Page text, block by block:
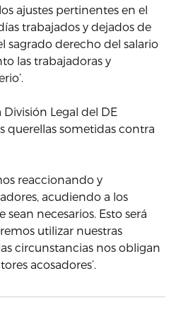
ajustes pertinentes en el
trabajados y dejados de
sagrado derecho del salario
las trabajadoras y
Legal del DE
querellas sometidas contra
reaccionando y
acudiendo a los
necesarios. Esto será
utilizar nuestras
circunstancias nos obligan
acosadores’.